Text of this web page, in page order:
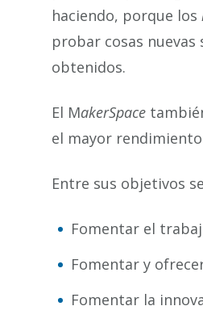
haciendo, porque los
probar cosas
obtenidos.
El MakerSpace
el mayor
Entre sus objetivos
Fomentar el
Fomentar y
Fomentar la